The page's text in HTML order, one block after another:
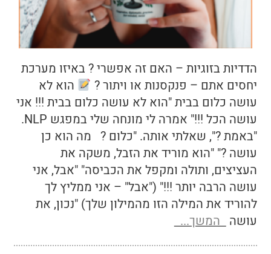
הדדיות בזוגיות – האם זה אפשרי ? באיזו מערכת
יחסים אתם – פנקסנות או ויתור ?
הוא לא
עושה כלום בבית "הוא לא עושה כלום בבית !!! אני
עושה הכל !!!" אמרה לי מונחה שלי במפגש NLP.
"באמת ?", שאלתי אותה. "כלום ? מה הוא כן
עושה ?" "הוא מוריד את הזבל, משקה את
העציצים, ותולה ומקפל את הכביסה" "אבל, אני
עושה הרבה יותר !!!" ("אבל" – אני ממליץ לך
להוריד את המילה הזו מהמילון שלך) "נכון, את
עושה המשך...